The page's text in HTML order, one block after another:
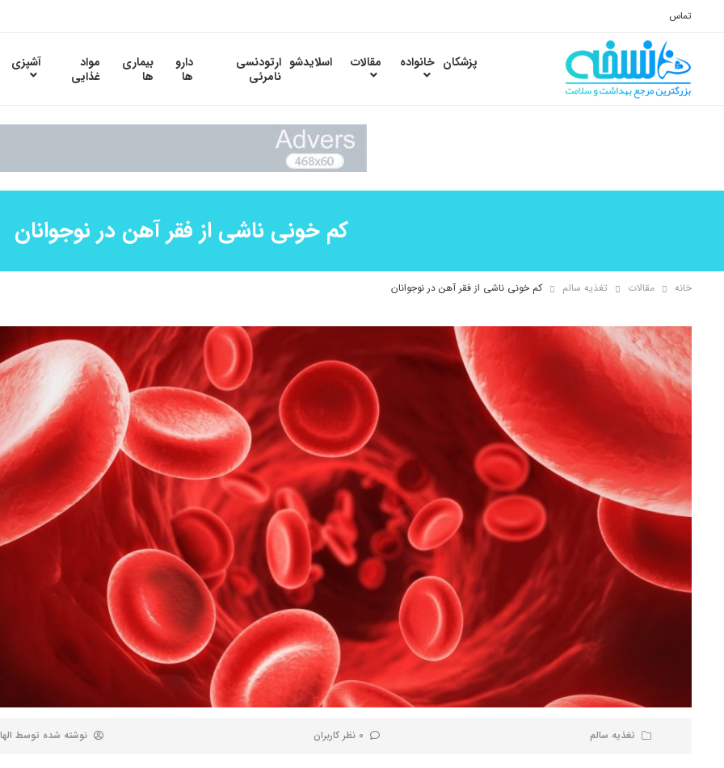
تماس
پزشکان خانواده مقالات اسلایدشو ارتودنسی
نامرئی
دارو
ها
بیماری
ها
مواد
غذایی
آشپزی
کم خونی ناشی از فقر آهن در نوجوانان
خانه مقالات تغذیه سالم کم خونی ناشی از فقر آهن در نوجوانان
تغذیه سالم 0 نظر کاربران نوشته شده توسط